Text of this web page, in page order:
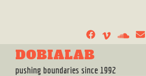
DOBIALAB
pushing boundaries since 1992